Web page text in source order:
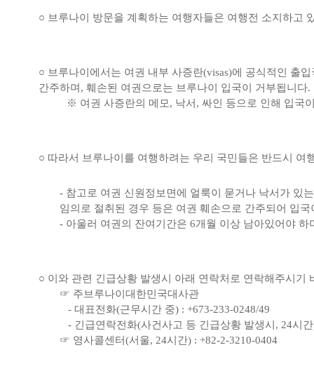
○ 브루나이 방문을 계획하는 여행자들은 여행전 소지하고
○ 브루나이에서는 여권 내부 사증란(visas)에 공식적인 출
간주하며, 훼손된 여권으로는 브루나이 입국이 거부됩니다.
※ 여권 사증란의 메모, 낙서, 싸인 등으로 인해 입국
○ 따라서 브루나이를 여행하려는 우리 국민들은 반드시
- 참고로 여권 신원정보면에 얼룩이 묻거나 낙서가 있
임의로 절취된 경우 등은 여권 훼손으로 간주되어 입
- 아울러 여권의 잔여기간은 6개월 이상 남아있어야
○ 이와 관련 긴급상황 발생시 아래 연락처로 연락해주시기
☞ 주브루나이대한민국대사관
- 대표전화(근무시간 중) : +673-233-0248/49
- 긴급연락전화(사건사고 등 긴급상황 발생시, 24시
☞ 영사콜센터(서울, 24시간) : +82-2-3210-0404